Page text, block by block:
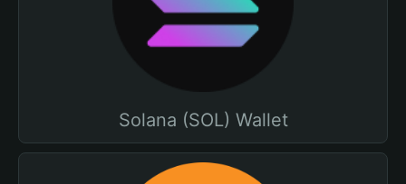
Solana (SOL) Wallet